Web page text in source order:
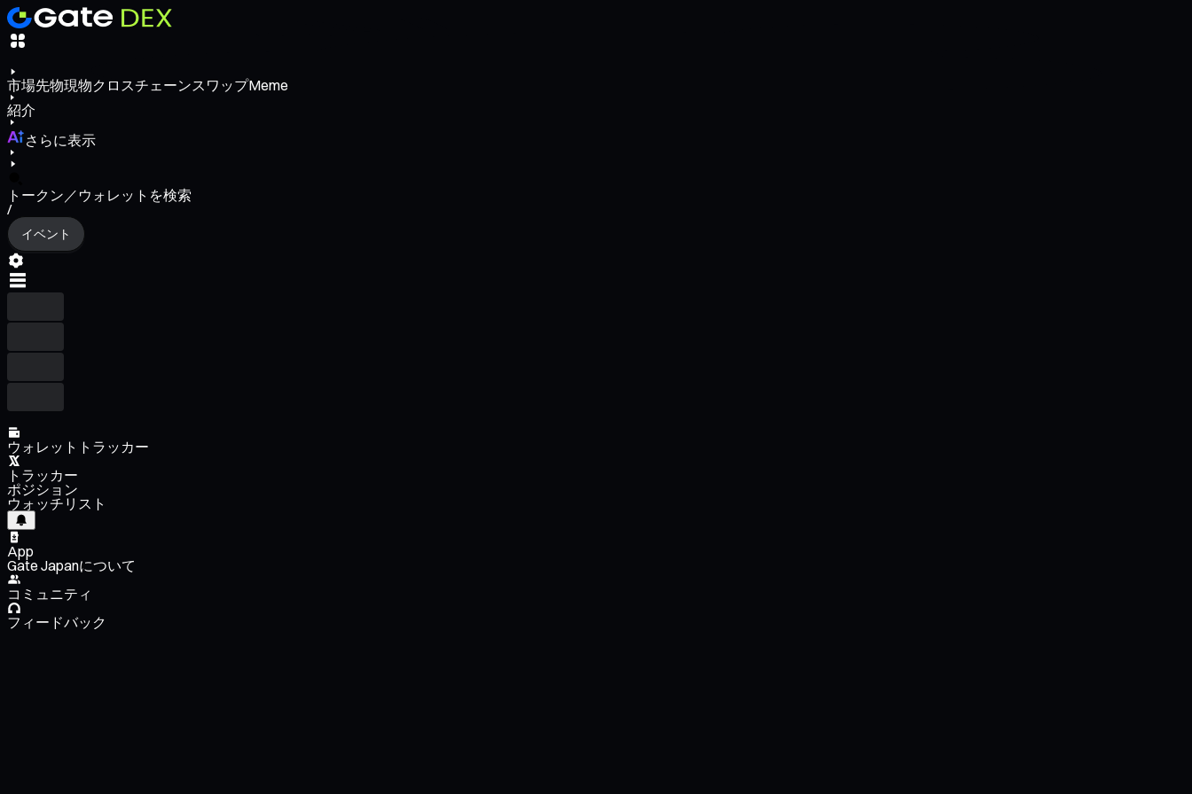
市場先物現物クロスチェーンスワップMeme
紹介
さらに表示
トークン／ウォレットを検索
/
イベント
ウォレットトラッカー
トラッカー
ポジション
ウォッチリスト
App
Gate Japanについて
コミュニティ
フィードバック